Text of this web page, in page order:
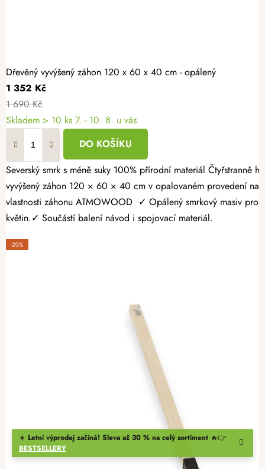
☀️ Letní výprodej začíná! Sleva až 30 % na celý sortiment 🔥👉
BESTSELLERY
Dřevěný vyvýšený záhon 120 x 60 x 40 cm - opálený
1 352 Kč
1 690 Kč
Skladem > 10 ks 7. - 10. 8. u vás
DO KOŠÍKU
Severský smrk s méně suky 100% přírodní materiál Čtyřstranně hoblovaný masiv Vypěstujte si čerstvé bylinky, zeleninu nebo jahody v záhonu, který spojuje přírodní vzhled s dlouhou životností. Dřevěný
vyvýšený záhon 120 × 60 × 40 cm v opalovaném provedení
vlastnosti záhonu ATMOWOOD ✓ Opálený smrkový masiv
květin.✓ Součástí balení návod i spojovací materiál.
-20%